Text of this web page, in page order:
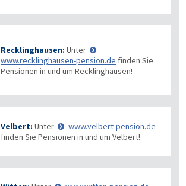
Recklinghausen: Unter
www.recklinghausen-pension.de finden Sie
Pensionen in und um Recklinghausen!
Velbert: Unter
www.velbert-pension.de
finden Sie Pensionen in und um Velbert!